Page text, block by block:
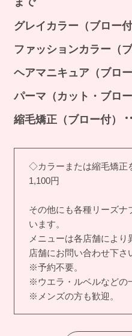
グレイカラー（ブロー付
ファッションカラー（ブ
ヘアマニキュア（ブロー
パーマ（カット・ブロー
縮毛矯正（ブロー付）
◇カラーまたは縮毛矯正
1,100円
その他にも各種リーズナ
います。
メニューは各店舗によ
店舗にお問い合わせ下さ
※予約不要。
※ウエラ・ルベルなどの
※メンズの方も歓迎。